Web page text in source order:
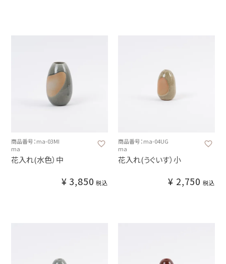
商品番号：ma-03MI
ma
花入れ(水色）中
¥ 3,850 税込
商品番号：ma-04UG
ma
花入れ(うぐいす）小
¥ 2,750 税込